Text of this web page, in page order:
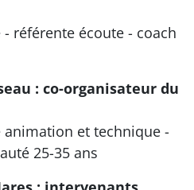
- référente écoute - coach
: co-organisateur du
animation et technique -
25-35 ans